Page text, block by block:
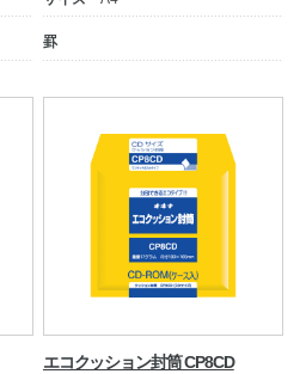
罫
エコクッション封筒 CP8CD